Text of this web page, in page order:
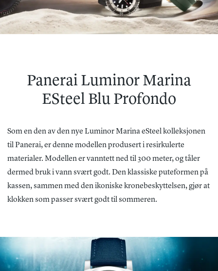
Panerai Luminor Marina
ESteel Blu Profondo
Som en den av den nye Luminor Marina eSteel kolleksjonen
til Panerai, er denne modellen produsert i resirkulerte
materialer. Modellen er vanntett ned til 300 meter, og tåler
dermed bruk i vann svært godt. Den klassiske puteformen på
kassen, sammen med den ikoniske kronebeskyttelsen, gjør at
klokken som passer svært godt til sommeren.